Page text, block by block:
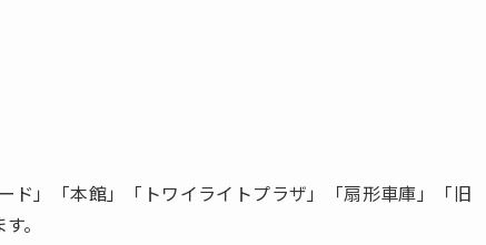
ド」「本館」「トワイライトプラザ」「扇形車庫」「旧
。